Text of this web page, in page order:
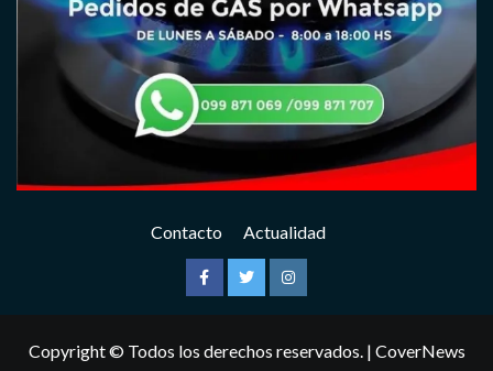
Contacto Actualidad
FacebookTwitterInstagram
Copyright © Todos los derechos reservados. | CoverNews